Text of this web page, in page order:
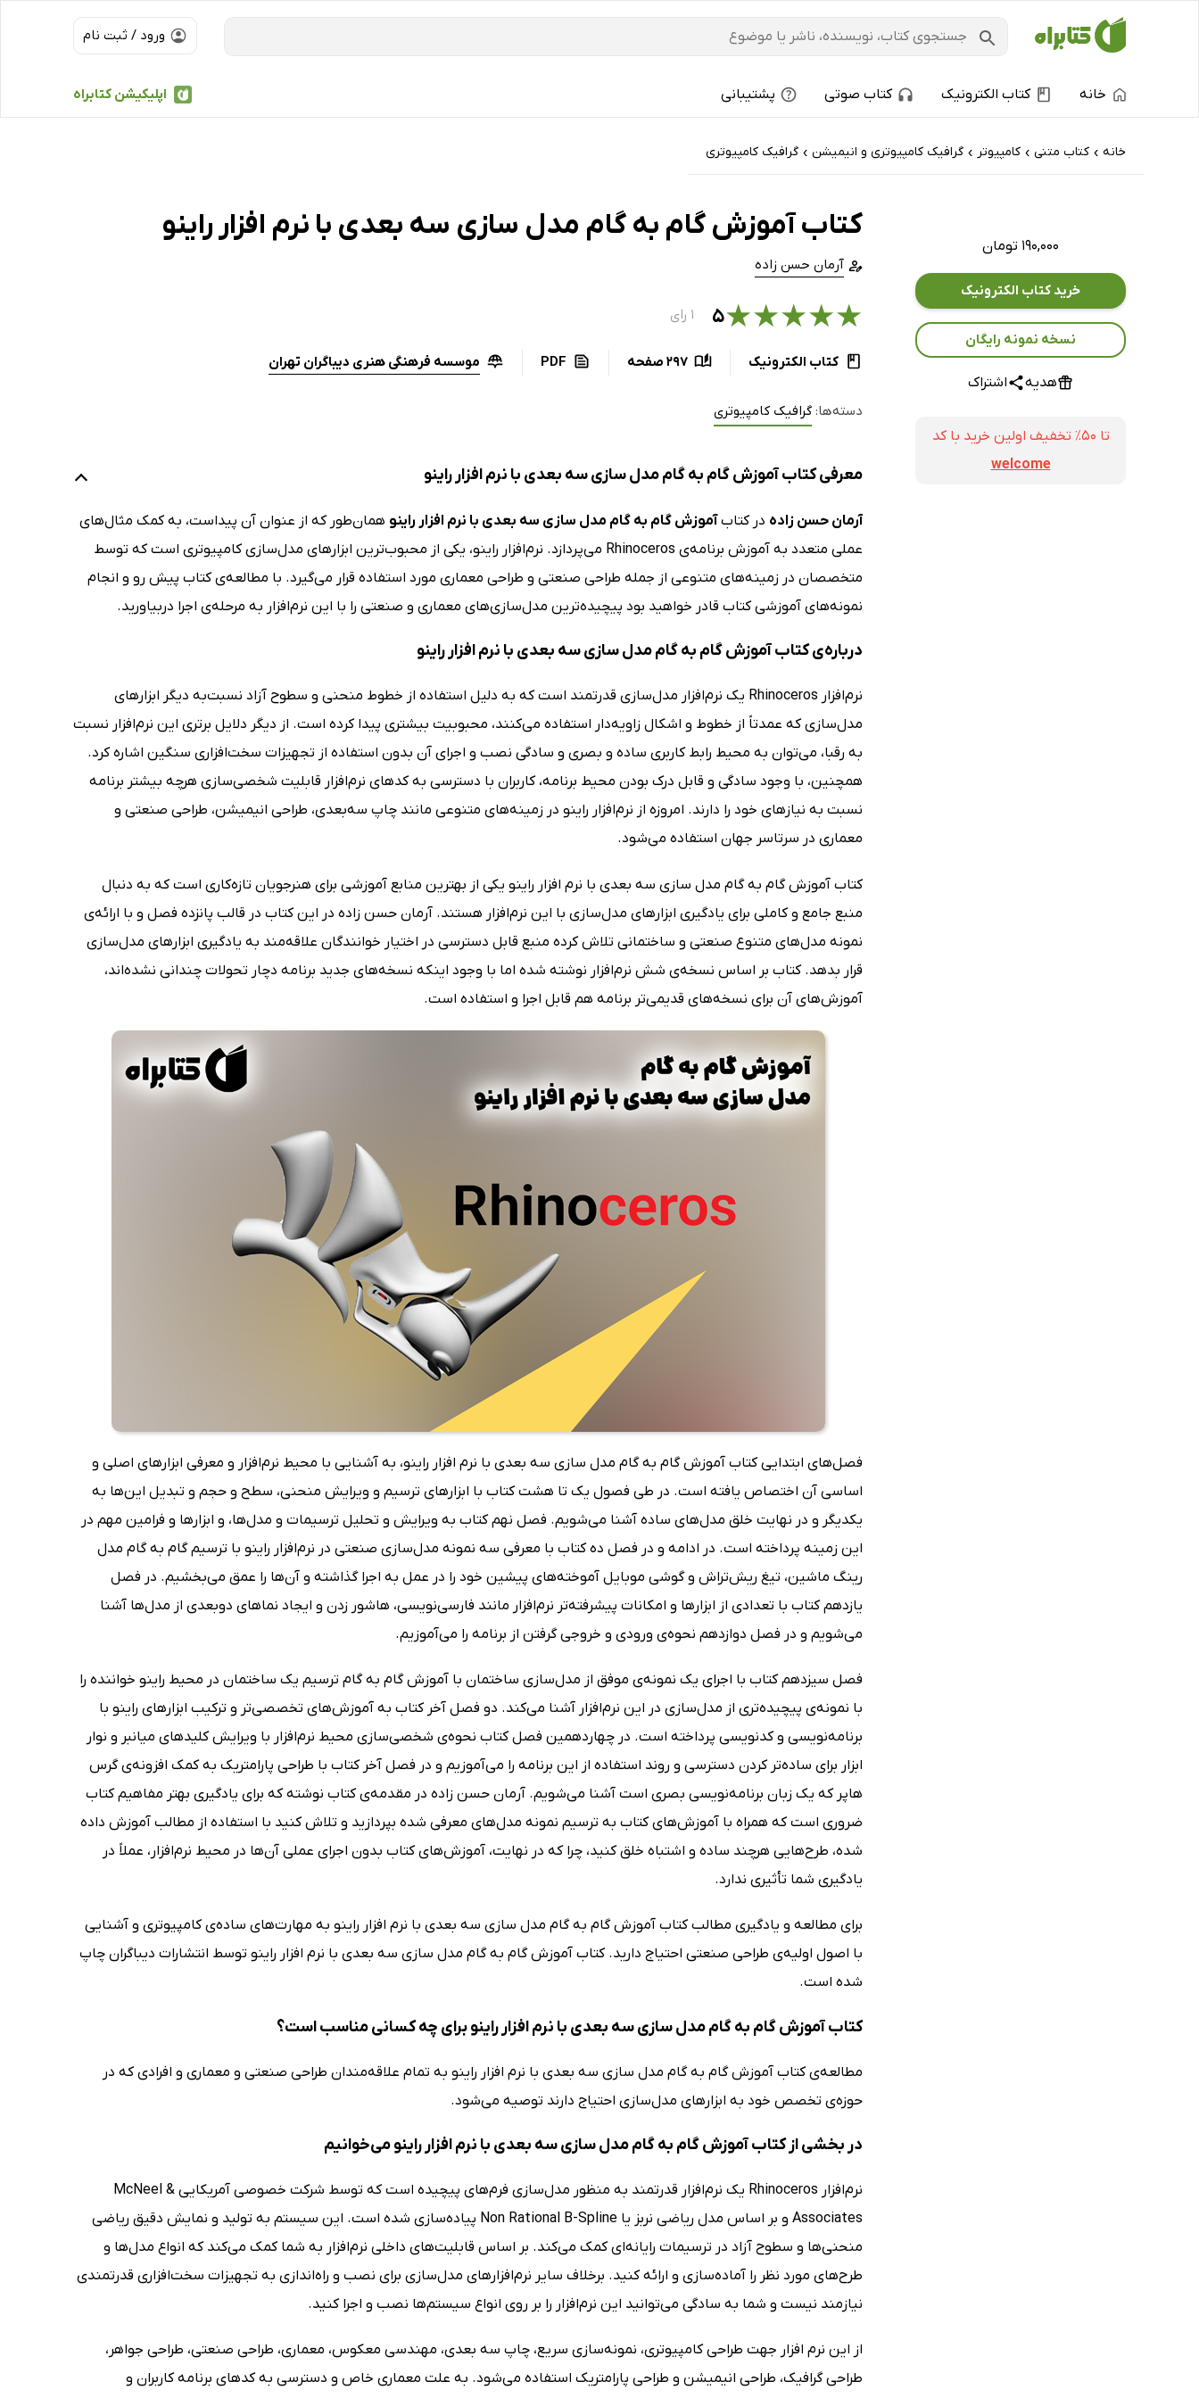
ورود / ثبت نام
اپلیکیشن کتابراه خانه کتاب الکترونیک کتاب صوتی پشتیبانی
خانه › کتاب‌ متنی › کامپیوتر › گرافیک کامپیوتری و انیمیشن › گرافیک کامپیوتری
۱۹۰,۰۰۰ تومان
خرید کتاب الکترونیک
نسخه نمونه رایگان
هدیه اشتراک
تا ۵۰٪ تخفیف اولین خرید با کد
welcome
کتاب آموزش گام به گام مدل سازی سه بعدی با نرم افزار راینو
آرمان حسن زاده
★
★
★
★
★۵ ۱ رای
کتاب الکترونیک 297 صفحه PDF موسسه فرهنگی هنری دیباگران تهران
دسته‌ها: گرافیک کامپیوتری
معرفی کتاب آموزش گام به گام مدل سازی سه بعدی با نرم افزار راینو
آرمان حسن زاده در کتابآموزش گام به گام مدل سازی سه بعدی با نرم افزار راینو همان‌طور که از عنوان آن پیداست، به کمک مثال‌های
عملی متعدد به آموزش برنامه‌ی Rhinoceros می‌پردازد. نرم‌افزار راینو، یکی از محبوب‌ترین ابزارهای مدل‌سازی کامپیوتری است که توسط
متخصصان در زمینه‌های متنوعی از جمله طراحی صنعتی و طراحی معماری مورد استفاده قرار می‌گیرد. با مطالعه‌ی کتاب پیش رو و انجام
نمونه‌های آموزشی کتاب قادر خواهید بود پیچیده‌ترین مدل‌سازی‌های معماری و صنعتی را با این نرم‌افزار به مرحله‌ی اجرا دربیاورید.
درباره‌ی کتاب آموزش گام به گام مدل سازی سه بعدی با نرم افزار راینو
نرم‌افزار Rhinoceros یک نرم‌افزار مدل‌سازی قدرتمند است که به دلیل استفاده از خطوط منحنی و سطوح آزاد نسبت‌به دیگر ابزارهای
مدل‌سازی که عمدتاً از خطوط و اشکال زاویه‌دار استفاده می‌کنند، محبوبیت بیشتری پیدا کرده است. از دیگر دلایل برتری این نرم‌افزار نسبت
به رقبا، می‌توان به محیط رابط کاربری ساده و بصری و سادگی نصب و اجرای آن بدون استفاده از تجهیزات سخت‌افزاری سنگین اشاره کرد.
همچنین، با وجود سادگی و قابل درک بودن محیط برنامه، کاربران با دسترسی به کدهای نرم‌افزار قابلیت شخصی‌سازی هرچه بیشتر برنامه
نسبت به نیازهای خود را دارند. امروزه از نرم‌افزار راینو در زمینه‌های متنوعی مانند چاپ سه‌بعدی، طراحی انیمیشن، طراحی صنعتی و
معماری در سرتاسر جهان استفاده می‌شود.
کتاب آموزش گام به گام مدل سازی سه بعدی با نرم افزار راینو یکی از بهترین منابع آموزشی برای هنرجویان تازه‌کاری است که به دنبال
منبع جامع و کاملی برای یادگیری ابزارهای مدل‌سازی با این نرم‌افزار هستند. آرمان حسن زاده در این کتاب در قالب پانزده فصل و با ارائه‌ی
نمونه مدل‌های متنوع صنعتی و ساختمانی تلاش کرده منبع قابل دسترسی در اختیار خوانندگان علاقه‌مند به یادگیری ابزارهای مدل‌سازی
قرار بدهد. کتاب بر اساس نسخه‌ی شش نرم‌افزار نوشته شده اما با وجود اینکه نسخه‌های جدید برنامه دچار تحولات چندانی نشده‌اند،
آموزش‌های آن برای نسخه‌های قدیمی‌تر برنامه هم قابل اجرا و استفاده است.
فصل‌های ابتدایی کتاب آموزش گام به گام مدل سازی سه بعدی با نرم افزار راینو، به آشنایی با محیط نرم‌افزار و معرفی ابزارهای اصلی و
اساسی آن اختصاص یافته است. در طی فصول یک تا هشت کتاب با ابزارهای ترسیم و ویرایش منحنی، سطح و حجم و تبدیل این‌ها به
یکدیگر و در نهایت خلق مدل‌های ساده آشنا می‌شویم. فصل نهم کتاب به ویرایش و تحلیل ترسیمات و مدل‌ها، و ابزارها و فرامین مهم در
این زمینه پرداخته است. در ادامه و در فصل ده کتاب با معرفی سه نمونه مدل‌سازی صنعتی در نرم‌افزار راینو با ترسیم گام به گام مدل
رینگ ماشین، تیغ ریش‌تراش و گوشی موبایل آموخته‌های پیشین خود را در عمل به اجرا گذاشته و آن‌ها را عمق می‌بخشیم. در فصل
یازدهم کتاب با تعدادی از ابزارها و امکانات پیشرفته‌تر نرم‌افزار مانند فارسی‌نویسی، هاشور زدن و ایجاد نماهای دوبعدی از مدل‌ها آشنا
می‌شویم و در فصل دوازدهم نحوه‌ی ورودی و خروجی گرفتن از برنامه را می‌آموزیم.
فصل سیزدهم کتاب با اجرای یک نمونه‌ی موفق از مدل‌سازی ساختمان با آموزش گام به گام ترسیم یک ساختمان در محیط راینو خواننده را
با نمونه‌ی پیچیده‌تری از مدل‌سازی در این نرم‌افزار آشنا می‌کند. دو فصل آخر کتاب به آموزش‌های تخصصی‌تر و ترکیب ابزارهای راینو با
برنامه‌نویسی و کدنویسی پرداخته است. در چهاردهمین فصل کتاب نحوه‌ی شخصی‌سازی محیط نرم‌افزار با ویرایش کلیدهای میانبر و نوار
ابزار برای ساده‌تر کردن دسترسی و روند استفاده از این برنامه را می‌آموزیم و در فصل آخر کتاب با طراحی پارامتریک به کمک افزونه‌ی گرس
هاپر که یک زبان برنامه‌نویسی بصری است آشنا می‌شویم. آرمان حسن زاده در مقدمه‌ی کتاب نوشته که برای یادگیری بهتر مفاهیم کتاب
ضروری است که همراه با آموزش‌های کتاب به ترسیم نمونه مدل‌های معرفی شده بپردازید و تلاش کنید با استفاده از مطالب آموزش داده
شده، طرح‌هایی هرچند ساده و اشتباه خلق کنید، چرا که در نهایت، آموزش‌های کتاب بدون اجرای عملی آن‌ها در محیط نرم‌افزار، عملاً در
یادگیری شما تأثیری ندارد.
برای مطالعه‌ و یادگیری مطالب کتاب آموزش گام به گام مدل سازی سه بعدی با نرم افزار راینو به مهارت‌های ساده‌ی کامپیوتری و آشنایی
با اصول اولیه‌ی طراحی صنعتی احتیاج دارید. کتاب آموزش گام به گام مدل سازی سه بعدی با نرم افزار راینو توسط انتشارات دیباگران چاپ
شده است.
کتاب آموزش گام به گام مدل سازی سه بعدی با نرم افزار راینو برای چه کسانی مناسب است؟
مطالعه‌ی کتاب آموزش گام به گام مدل سازی سه بعدی با نرم افزار راینو به تمام علاقه‌مندان طراحی صنعتی و معماری و افرادی که در
حوزه‌ی تخصص خود به ابزارهای مدل‌سازی احتیاج دارند توصیه می‌شود.
در بخشی از کتاب آموزش گام به گام مدل سازی سه بعدی با نرم افزار راینو می‌خوانیم
نرم‌افزار Rhinoceros یک نرم‌افزار قدرتمند به منظور مدل‌سازی فرم‌های پیچیده است که توسط شرکت خصوصی آمریکایی McNeel &
Associates و بر اساس مدل ریاضی نربز یا Non Rational B-Spline پیاده‌سازی شده است. این سیستم به تولید و نمایش دقیق ریاضی
منحنی‌ها و سطوح آزاد در ترسیمات رایانه‌ای کمک می‌کند. بر اساس قابلیت‌های داخلی نرم‌افزار به شما کمک می‌کند که انواع مدل‌ها و
طرح‌های مورد نظر را آماده‌سازی و ارائه کنید. برخلاف سایر نرم‌افزارهای مدل‌سازی برای نصب و راه‌اندازی به تجهیزات سخت‌افزاری قدرتمندی
نیازمند نیست و شما به سادگی می‌توانید این نرم‌افزار را بر روی انواع سیستم‌ها نصب و اجرا کنید.
از این نرم افزار جهت طراحی کامپیوتری، نمونه‌سازی سریع، چاپ سه بعدی، مهندسی معکوس، معماری، طراحی صنعتی، طراحی جواهر،
طراحی گرافیک، طراحی انیمیشن و طراحی پارامتریک استفاده می‌شود. به علت معماری خاص و دسترسی به کدهای برنامه کاربران و